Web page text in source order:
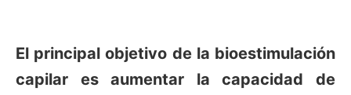
El principal objetivo de la bioestimulación
capilar es aumentar la capacidad de